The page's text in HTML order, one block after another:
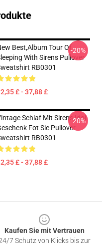
Best,album Tour Of
With Sirens Pullover
RB0301
£ - 37,88 £
-20%
Schlaf Mit Sirens Idol
Fot Sie Pullover
RB0301
£ - 37,88 £
-20%
Kaufen Sie mit Vertrauen
7 Schutz von Klicks bis zur